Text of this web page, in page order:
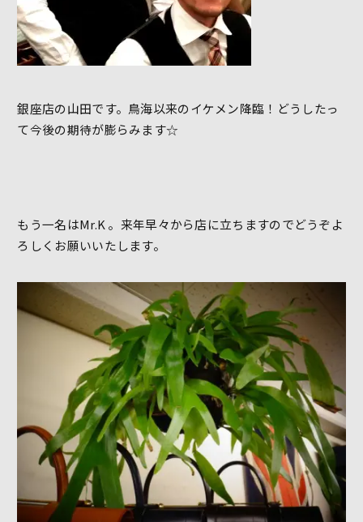
銀座店の山田です。鳥海以来のイケメン降臨！どうしたっ
て今後の期待が膨らみます☆
もう一名はMr.K 。来年早々から店に立ちますのでどうぞよ
ろしくお願いいたします。